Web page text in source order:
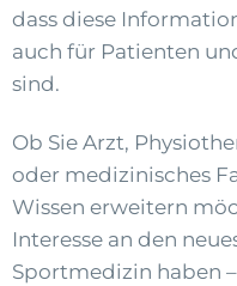
dass diese
auch für Patienten
sind.
Ob Sie Arzt,
oder medizinisches
Wissen erweitern
Interesse an den
Sportmedizin haben